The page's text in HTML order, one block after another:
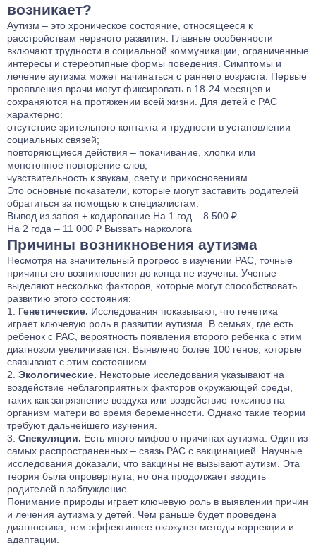
возникает?
Аутизм – это хроническое состояние, относящееся к
расстройствам нервного развития. Главные особенности
включают трудности в социальной коммуникации, ограниченные
интересы и стереотипные формы поведения. Симптомы и
лечение аутизма может начинаться с раннего возраста. Первые
проявления врачи могут фиксировать в 18-24 месяцев и
сохраняются на протяжении всей жизни. Для детей с РАС
характерно:
отсутствие зрительного контакта и трудности в установлении
социальных связей;
повторяющиеся действия – покачивание, хлопки или
монотонное повторение слов;
чувствительность к звукам, свету и прикосновениям.
Это основные показатели, которые могут заставить родителей
обратиться за помощью к специалистам.
Вывод из запоя + кодирование На 1 год – 8 500 ₽
На 2 года – 11 000 ₽ Вызвать нарколога
Причины возникновения аутизма
Несмотря на значительный прогресс в изучении РАС, точные
причины его возникновения до конца не изучены. Ученые
выделяют несколько факторов, которые могут способствовать
развитию этого состояния:
Генетические. Исследования показывают, что генетика
играет ключевую роль в развитии аутизма. В семьях, где есть
ребенок с РАС, вероятность появления второго ребенка с этим
диагнозом увеличивается. Выявлено более 100 генов, которые
связывают с этим состоянием.
Экологические. Некоторые исследования указывают на
воздействие неблагоприятных факторов окружающей среды,
таких как загрязнение воздуха или воздействие токсинов на
организм матери во время беременности. Однако такие теории
требуют дальнейшего изучения.
Спекуляции. Есть много мифов о причинах аутизма. Один из
самых распространенных – связь РАС с вакцинацией. Научные
исследования доказали, что вакцины не вызывают аутизм. Эта
теория была опровергнута, но она продолжает вводить
родителей в заблуждение.
Понимание природы играет ключевую роль в выявлении причин
и лечения аутизма у детей. Чем раньше будет проведена
диагностика, тем эффективнее окажутся методы коррекции и
адаптации.